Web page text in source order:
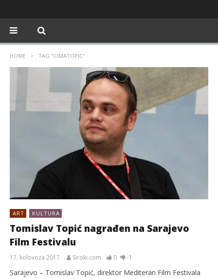
HOME TAG "CIMATOPIC"
ART KULTURA
Tomislav Topić nagrađen na Sarajevo
Film Festivalu
17. kolovoza 2017. Siroki.com 0 -1
Sarajevo – Tomislav Topić, direktor Mediteran Film Festivala